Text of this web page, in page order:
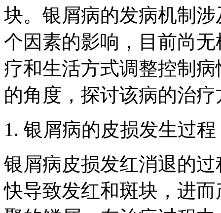
块。银屑病的发病机制
个因素的影响，目前尚
疗和生活方式调整控制
的角度，探讨该病的治
1. 银屑病的皮损发生过程
银屑病皮损发红消退的
快导致发红和斑块，进